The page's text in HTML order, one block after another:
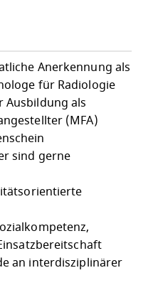
Anerkennung als
für Radiologie
Ausbildung als
(MFA)
sind gerne
an interdisziplinärer